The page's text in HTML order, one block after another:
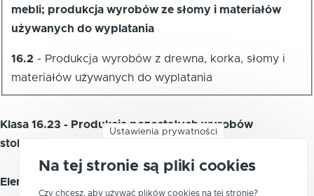
mebli; produkcja wyrobów ze słomy i materiałów
używanych do wyplatania
16.2 - Produkcja wyrobów z drewna, korka, słomy i
materiałów używanych do wyplatania
Klasa 16.23 - Produkcja pozostałych wyrobów
stolarskich i ciesielskich dla budownictwa
Element zawiera:
Ustawienia prywatności
Na tej stronie są pliki cookies
Czy chcesz, aby używać plików cookies na tej stronie?